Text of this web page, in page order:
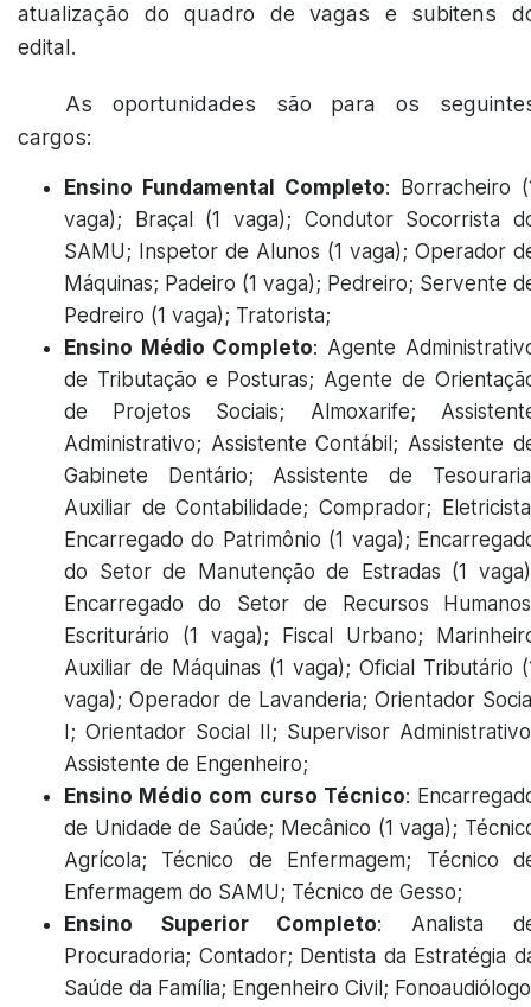
atualização do quadro de vagas e subitens
edital.
As oportunidades são para os
cargos:
Ensino Fundamental Completo: Borracheiro
vaga); Braçal (1 vaga); Condutor Socorrista
SAMU; Inspetor de Alunos (1 vaga); Operador
Máquinas; Padeiro (1 vaga); Pedreiro; Servente
Pedreiro (1 vaga); Tratorista;
Ensino Médio Completo: Agente
de Tributação e Posturas; Agente de
de Projetos Sociais; Almoxarife;
Administrativo; Assistente Contábil; Assistente
Gabinete Dentário; Assistente de
Auxiliar de Contabilidade; Comprador;
Encarregado do Patrimônio (1 vaga);
do Setor de Manutenção de Estradas (1
Encarregado do Setor de Recursos
Escriturário (1 vaga); Fiscal Urbano;
Auxiliar de Máquinas (1 vaga); Oficial Tributário
vaga); Operador de Lavanderia; Orientador
I; Orientador Social II; Supervisor
Assistente de Engenheiro;
Ensino Médio com curso Técnico:
de Unidade de Saúde; Mecânico (1 vaga);
Agrícola; Técnico de Enfermagem; Técnico
Enfermagem do SAMU; Técnico de Gesso;
Ensino Superior Completo: Analista
Procuradoria; Contador; Dentista da Estratégia
Saúde da Família; Engenheiro Civil;